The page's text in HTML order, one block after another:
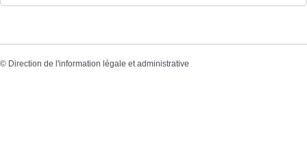
© Direction de l'information légale et administrative